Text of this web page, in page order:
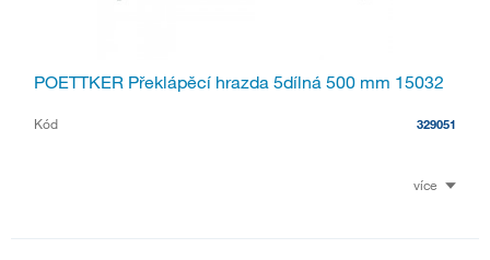
POETTKER Překlápěcí hrazda 5dílná 500 mm 15032
Kód 329051
více